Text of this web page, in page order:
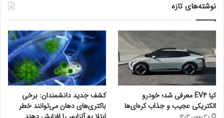
نوشته‌های تازه
کیا EV4 معرفی شد؛ خودرو
الکتریکی عجیب و جذاب کره‌ای‌ها
کشف جدید دانشمندان: برخی
باکتری‌های دهان می‌توانند خطر